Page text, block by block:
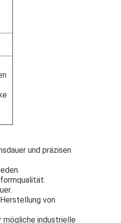
und präzisen
von
industrielle